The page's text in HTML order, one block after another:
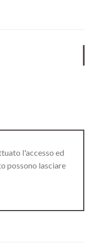
l'accesso ed
possono lasciare